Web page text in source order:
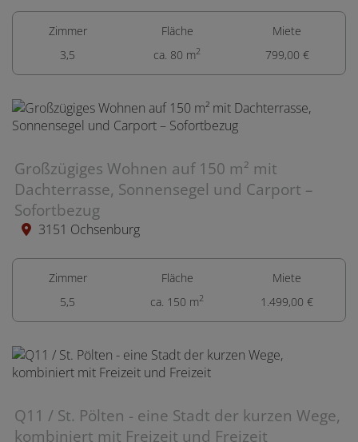
Zimmer
3,5
Fläche
ca. 80 m2
Miete
799,00 €
Großzügiges Wohnen auf 150 m² mit
Dachterrasse, Sonnensegel und Carport –
Sofortbezug
3151 Ochsenburg
Zimmer
5,5
Fläche
ca. 150 m2
Miete
1.499,00 €
Q11 / St. Pölten - eine Stadt der kurzen Wege,
kombiniert mit Freizeit und Freizeit